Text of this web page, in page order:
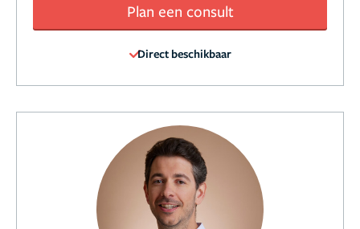
Plan een consult
Direct beschikbaar